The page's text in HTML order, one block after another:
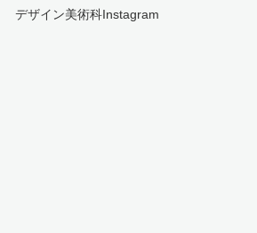
デザイン美術科Instagram